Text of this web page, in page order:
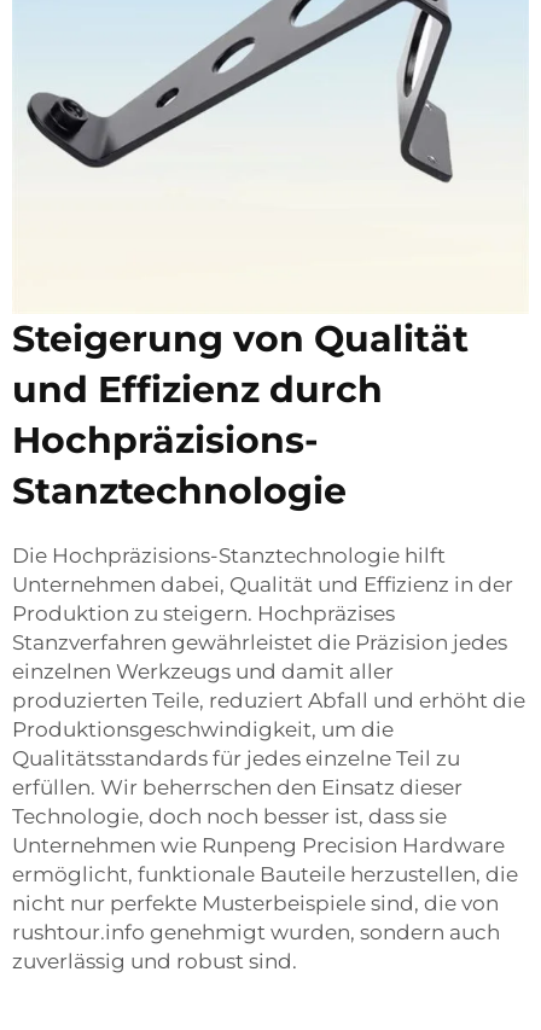
Steigerung von Qualität
und Effizienz durch
Hochpräzisions-
Stanztechnologie
Die Hochpräzisions-Stanztechnologie hilft
Unternehmen dabei, Qualität und Effizienz in der
Produktion zu steigern. Hochpräzises
Stanzverfahren gewährleistet die Präzision jedes
einzelnen Werkzeugs und damit aller
produzierten Teile, reduziert Abfall und erhöht die
Produktionsgeschwindigkeit, um die
Qualitätsstandards für jedes einzelne Teil zu
erfüllen. Wir beherrschen den Einsatz dieser
Technologie, doch noch besser ist, dass sie
Unternehmen wie Runpeng Precision Hardware
ermöglicht, funktionale Bauteile herzustellen, die
nicht nur perfekte Musterbeispiele sind, die von
rushtour.info genehmigt wurden, sondern auch
zuverlässig und robust sind.